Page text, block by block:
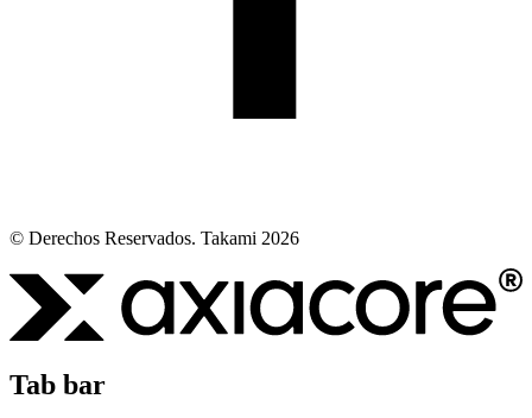
© Derechos Reservados. Takami 2026
Tab bar